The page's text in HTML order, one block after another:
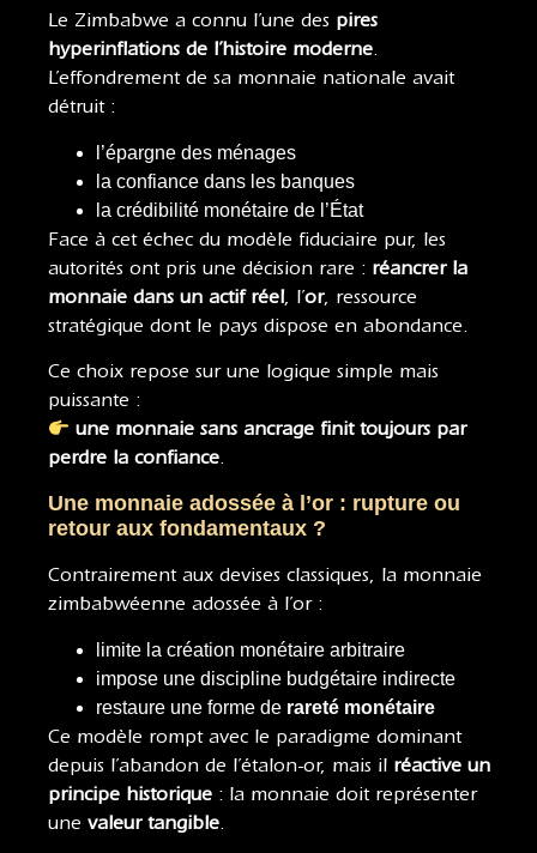
Le Zimbabwe a connu l’une des pires
hyperinflations de l’histoire moderne.
L’effondrement de sa monnaie nationale avait
détruit :
l’épargne des ménages
la confiance dans les banques
la crédibilité monétaire de l’État
Face à cet échec du modèle fiduciaire pur, les
autorités ont pris une décision rare : réancrer la
monnaie dans un actif réel, l’or, ressource
stratégique dont le pays dispose en abondance.
Ce choix repose sur une logique simple mais
puissante :
une monnaie sans ancrage finit toujours par
perdre la confiance.
Une monnaie adossée à l’or : rupture ou
retour aux fondamentaux ?
Contrairement aux devises classiques, la monnaie
zimbabwéenne adossée à l’or :
limite la création monétaire arbitraire
impose une discipline budgétaire indirecte
restaure une forme de rareté monétaire
Ce modèle rompt avec le paradigme dominant
depuis l’abandon de l’étalon-or, mais il réactive un
principe historique : la monnaie doit représenter
une valeur tangible